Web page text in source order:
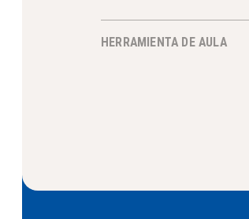
HERRAMIENTA DE AULA